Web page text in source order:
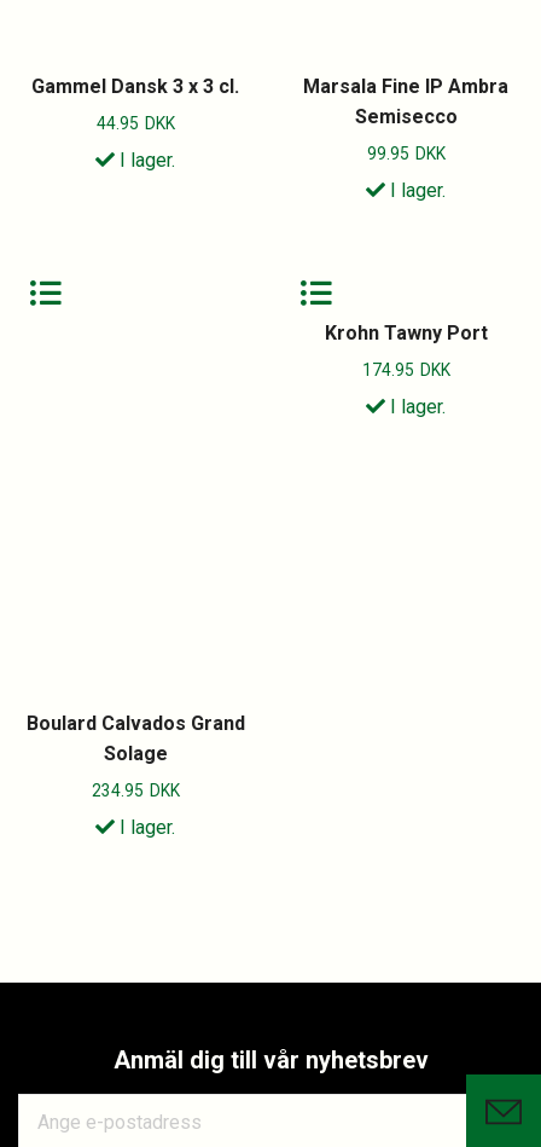
Gammel Dansk 3 x 3 cl.
44.95 DKK
I lager.
Marsala Fine IP Ambra
Semisecco
99.95 DKK
I lager.
Boulard Calvados Grand
Solage
234.95 DKK
I lager.
Krohn Tawny Port
174.95 DKK
I lager.
Anmäl dig till vår nyhetsbrev